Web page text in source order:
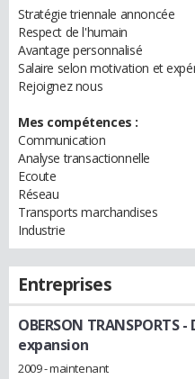
Stratégie triennale annoncée
Respect de l'humain
Avantage personnalisé
Salaire selon motivation et
Rejoignez nous
Mes compétences :
Communication
Analyse transactionnelle
Ecoute
Réseau
Transports marchandises
Industrie
Entreprises
OBERSON TRANSPORTS-
expansion
2009 - maintenant